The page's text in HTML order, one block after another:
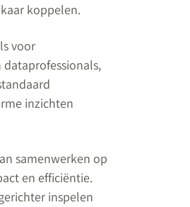
koppelen.
voor
inzichten
samenwerken op
en efficiëntie.
inspelen